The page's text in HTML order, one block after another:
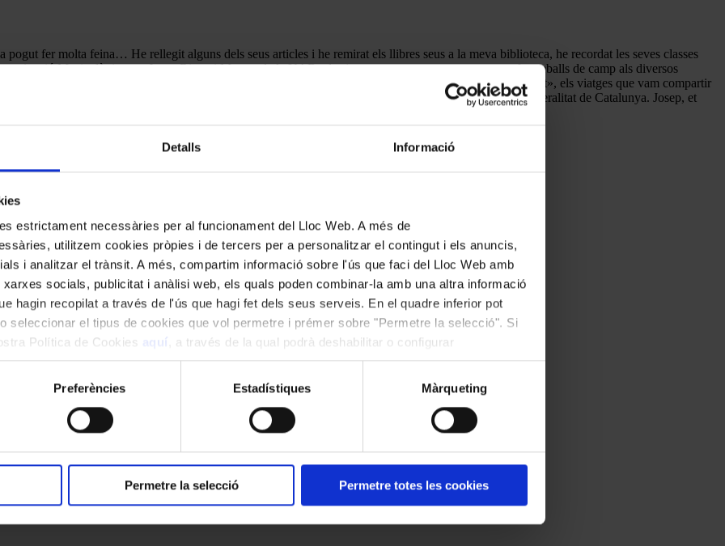
Detalls Informació
estrictament necessàries per al funcionament del Lloc Web. A més de
utilitzem cookies pròpies i de tercers per a personalitzar el contingut i els anuncis,
i analitzar el trànsit. A més, compartim informació sobre l'ús que faci del Lloc Web amb
socials, publicitat i anàlisi web, els quals poden combinar-la amb una altra informació
hagin recopilat a través de l'ús que hagi fet dels seus serveis. En el quadre inferior pot
seleccionar el tipus de cookies que vol permetre i prémer sobre "Permetre la selecció". Si
Política de Cookies aquí
, a través de la qual podrà deshabilitar o configurar
Preferències Estadístiques Màrqueting
Permetre la selecció Permetre totes les cookies
fer molta feina… He rellegit alguns dels seus articles i he remirat els llibres seus a la meva biblioteca, he recordat les seves classes
Musicològiques «Josep Ricart i Matas» de la UAB, els ajuts que ens va atorgar per anar a fer treballs de camp als diversos
altruista de totes les transcripcions musicals del «Cançoner tradicional del Baix Camp i el Montsant», els viatges que vam compartir
la Fonoteca de Música Tradicional i Popular que ell impulsà i que dirigia amb tant bon criteri a la Generalitat de Catalunya. Josep, et
professor i estudiós.
amb*